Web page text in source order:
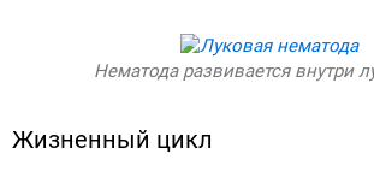
Нематода развивается внутри
Жизненный цикл